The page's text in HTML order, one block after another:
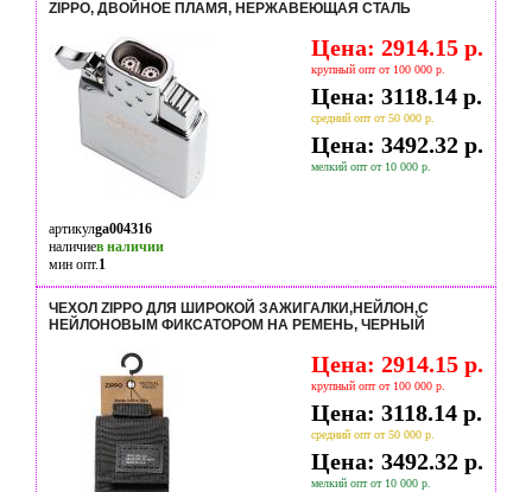
ZIPPO, ДВОЙНОЕ ПЛАМЯ, НЕРЖАВЕЮЩАЯ СТАЛЬ
Цена: 2914.15 р.
крупный опт от 100 000 р.
Цена: 3118.14 р.
средний опт от 50 000 р.
Цена: 3492.32 р.
мелкий опт от 10 000 р.
артикулga004316
наличиев наличии
мин опт.1
ЧЕХОЛ ZIPPO ДЛЯ ШИРОКОЙ ЗАЖИГАЛКИ,НЕЙЛОН,С
НЕЙЛОНОВЫМ ФИКСАТОРОМ НА РЕМЕНЬ, ЧЕРНЫЙ
Цена: 2914.15 р.
крупный опт от 100 000 р.
Цена: 3118.14 р.
средний опт от 50 000 р.
Цена: 3492.32 р.
мелкий опт от 10 000 р.